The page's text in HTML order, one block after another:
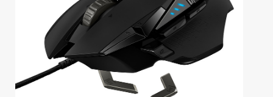
VAIHDA TEEMA